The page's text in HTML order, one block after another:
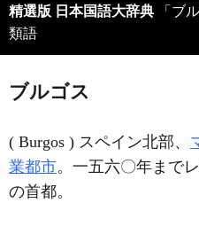
精選版 日本国語大辞典 「ブ
類語
ブルゴス
( Burgos ) スペイン北部、
業都市。一五六〇年まで
の首都。